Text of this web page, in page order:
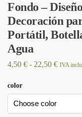
Fondo –
Decoración
Portátil,
Agua
4,50 € - 22,50 € IVA
color